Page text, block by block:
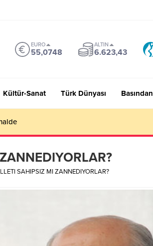
EURO
55,0748
ALTIN
6.623,43
Kültür-Sanat Türk Dünyası Basından
SAHIPSIZ MI ZANNEDIYORLAR?